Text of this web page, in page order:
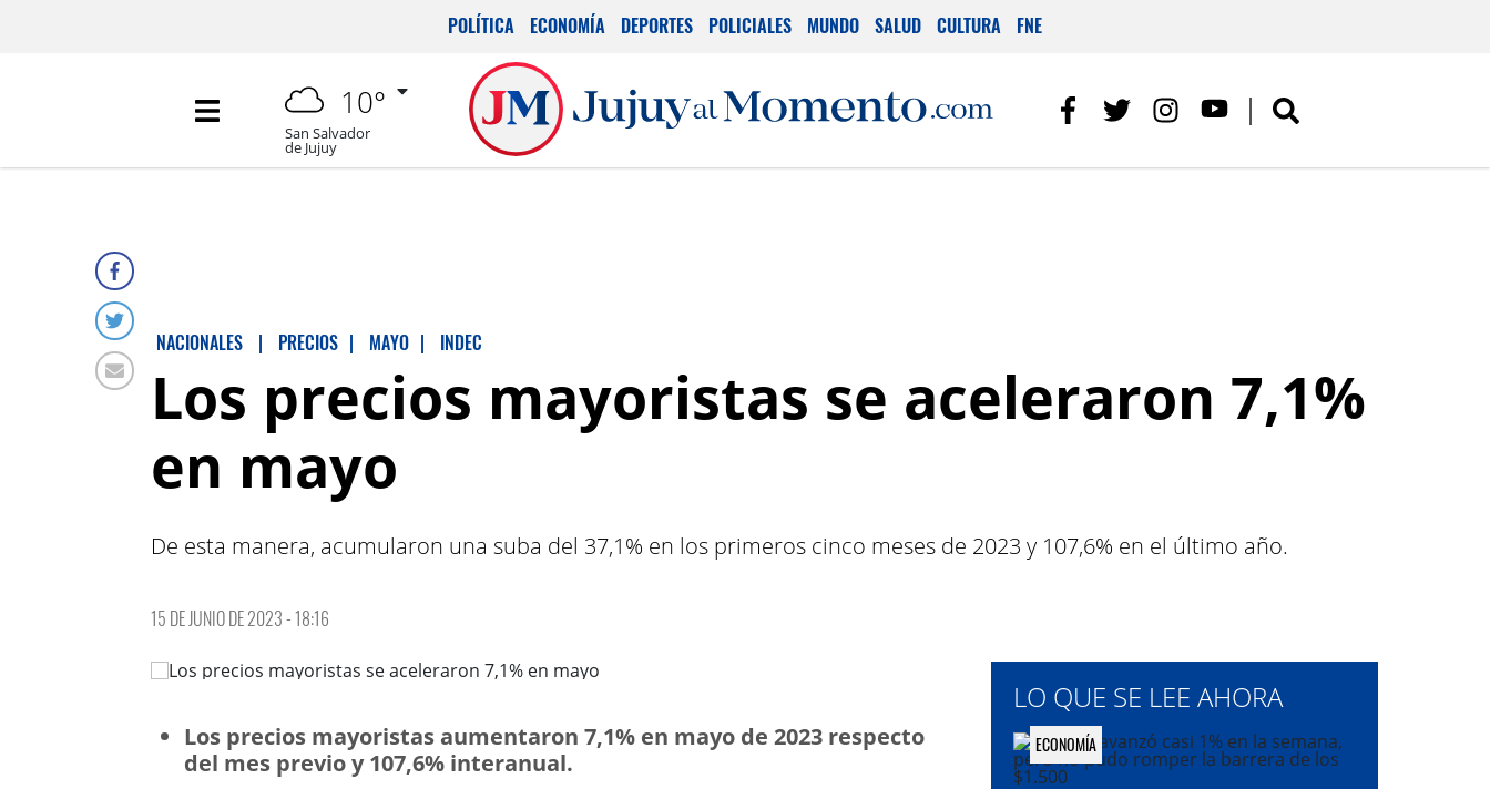
POLÍTICA ECONOMÍA DEPORTES POLICIALES MUNDO SALUD CULTURA FNE
10°
San Salvador
de Jujuy
NACIONALES | PRECIOS | MAYO | INDEC
Los precios mayoristas se aceleraron 7,1%
en mayo
De esta manera, acumularon una suba del 37,1% en los primeros cinco meses de 2023 y 107,6% en el último año.
15 DE JUNIO DE 2023 - 18:16
Los precios mayoristas aumentaron 7,1% en mayo de 2023 respecto
del mes previo y 107,6% interanual.
LO QUE SE LEE AHORA
ECONOMÍA